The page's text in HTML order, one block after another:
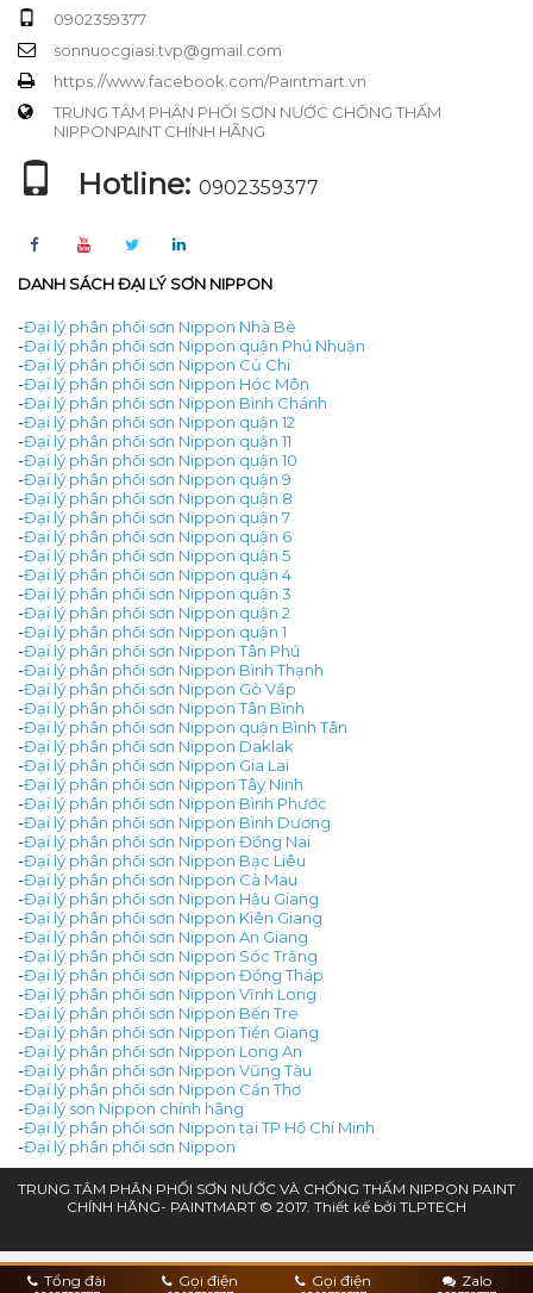
0902359377
sonnuocgiasi.tvp@gmail.com
https://www.facebook.com/Paintmart.vn
TRUNG TÂM PHÂN PHỐI SƠN NƯỚC CHỐNG THẤM
NIPPONPAINT CHÍNH HÃNG
Hotline: 0902359377
DANH SÁCH ĐẠI LÝ SƠN NIPPON
-Đại lý phân phối sơn Nippon Nhà Bè
-Đại lý phân phối sơn Nippon quận Phú Nhuận
-Đại lý phân phối sơn Nippon Củ Chi
-Đại lý phân phối sơn Nippon Hóc Môn
-Đại lý phân phối sơn Nippon Bình Chánh
-Đại lý phân phối sơn Nippon quận 12
-Đại lý phân phối sơn Nippon quận 11
-Đại lý phân phối sơn Nippon quận 10
-Đại lý phân phối sơn Nippon quận 9
-Đại lý phân phối sơn Nippon quận 8
-Đại lý phân phối sơn Nippon quận 7
-Đại lý phân phối sơn Nippon quận 6
-Đại lý phân phối sơn Nippon quận 5
-Đại lý phân phối sơn Nippon quận 4
-Đại lý phân phối sơn Nippon quận 3
-Đại lý phân phối sơn Nippon quận 2
-Đại lý phân phối sơn Nippon quận 1
-Đại lý phân phối sơn Nippon Tân Phú
-Đại lý phân phối sơn Nippon Bình Thạnh
-Đại lý phân phối sơn Nippon Gò Vấp
-Đại lý phân phối sơn Nippon Tân Bình
-Đại lý phân phối sơn Nippon quận Bình Tân
-Đại lý phân phối sơn Nippon Daklak
-Đại lý phân phối sơn Nippon Gia Lai
-Đại lý phân phối sơn Nippon Tây Ninh
-Đại lý phân phối sơn Nippon Bình Phước
-Đại lý phân phối sơn Nippon Bình Dương
-Đại lý phân phối sơn Nippon Đồng Nai
-Đại lý phân phối sơn Nippon Bạc Liêu
-Đại lý phân phối sơn Nippon Cà Mau
-Đại lý phân phối sơn Nippon Hậu Giang
-Đại lý phân phối sơn Nippon Kiên Giang
-Đại lý phân phối sơn Nippon An Giang
-Đại lý phân phối sơn Nippon Sóc Trăng
-Đại lý phân phối sơn Nippon Đồng Tháp
-Đại lý phân phối sơn Nippon Vĩnh Long
-Đại lý phân phối sơn Nippon Bến Tre
-Đại lý phân phối sơn Nippon Tiền Giang
-Đại lý phân phối sơn Nippon Long An
-Đại lý phân phối sơn Nippon Vũng Tàu
-Đại lý phân phối sơn Nippon Cần Thơ
-Đại lý sơn Nippon chính hãng
-Đại lý phân phối sơn Nippon tại TP Hồ Chí Minh
-Đại lý phân phối sơn Nippon
TRUNG TÂM PHÂN PHỐI SƠN NƯỚC VÀ CHỐNG THẤM NIPPON PAINT
CHÍNH HÃNG- PAINTMART © 2017. Thiết kế bởi TLPTECH
Tổng đài Gọi điện Gọi điện Zalo